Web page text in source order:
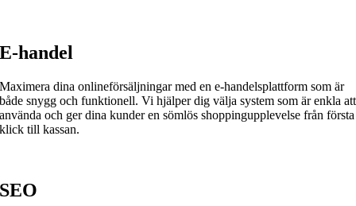
E-handel
Maximera dina onlineförsäljningar med en e-handelsplattform som är
både snygg och funktionell. Vi hjälper dig välja system som är enkla att
använda och ger dina kunder en sömlös shoppingupplevelse från första
klick till kassan.
SEO